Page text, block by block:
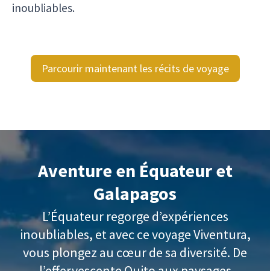
inoubliables.
Parcourir maintenant les récits de voyage
Aventure en Équateur et
Galapagos
L’Équateur regorge d’expériences
inoubliables, et avec ce voyage Viventura,
vous plongez au cœur de sa diversité. De